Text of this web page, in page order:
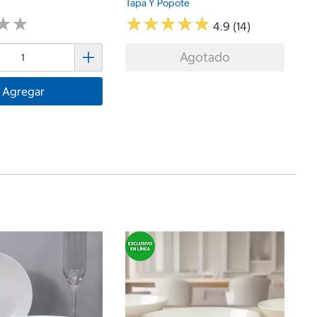
★
★
Agregar
Tapa Y Popote
★★★★★
★★★★★ 4.9 (14)
Agotado